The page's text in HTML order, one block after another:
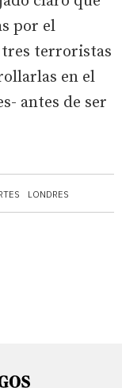
LONDRES
por el
tres terroristas
en el
antes de ser